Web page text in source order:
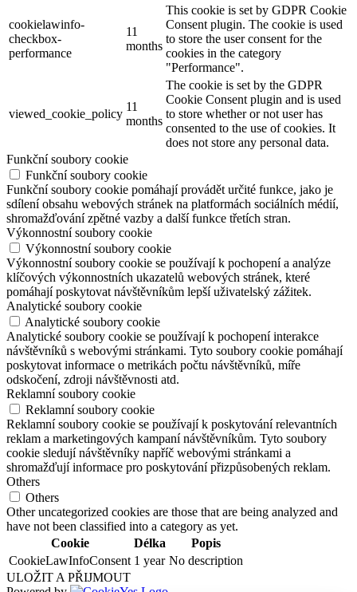
cookielawinfo-
checkbox-
performance
11
months
This cookie is set by GDPR Cookie
Consent plugin. The cookie is used
to store the user consent for the
cookies in the category
"Performance".
viewed_cookie_policy
11
months
The cookie is set by the GDPR
Cookie Consent plugin and is used
to store whether or not user has
consented to the use of cookies. It
does not store any personal data.
Funkční soubory cookie
Funkční soubory cookie
Funkční soubory cookie pomáhají provádět určité funkce, jako je
sdílení obsahu webových stránek na platformách sociálních médií,
shromažďování zpětné vazby a další funkce třetích stran.
Výkonnostní soubory cookie
Výkonnostní soubory cookie
Výkonnostní soubory cookie se používají k pochopení a analýze
klíčových výkonnostních ukazatelů webových stránek, které
pomáhají poskytovat návštěvníkům lepší uživatelský zážitek.
Analytické soubory cookie
Analytické soubory cookie
Analytické soubory cookie se používají k pochopení interakce
návštěvníků s webovými stránkami. Tyto soubory cookie pomáhají
poskytovat informace o metrikách počtu návštěvníků, míře
odskočení, zdroji návštěvnosti atd.
Reklamní soubory cookie
Reklamní soubory cookie
Reklamní soubory cookie se používají k poskytování relevantních
reklam a marketingových kampaní návštěvníkům. Tyto soubory
cookie sledují návštěvníky napříč webovými stránkami a
shromažďují informace pro poskytování přizpůsobených reklam.
Others
Others
Other uncategorized cookies are those that are being analyzed and
have not been classified into a category as yet.
Cookie
Délka
Popis
CookieLawInfoConsent 1 year No description
ULOŽIT A PŘIJMOUT